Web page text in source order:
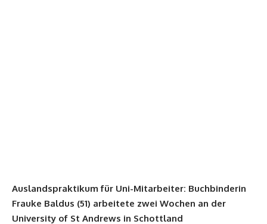
Auslandspraktikum für Uni-Mitarbeiter: Buchbinderin
Frauke Baldus (51) arbeitete zwei Wochen an der
University of St Andrews in Schottland